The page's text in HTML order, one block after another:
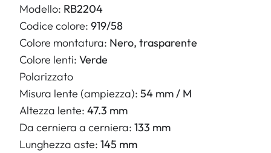
Modello: RB2204
Codice colore: 919/58
Colore montatura: Nero, trasparente
Colore lenti: Verde
Polarizzato
Misura lente (ampiezza): 54 mm / M
Altezza lente: 47.3 mm
Da cerniera a cerniera: 133 mm
Lunghezza aste: 145 mm